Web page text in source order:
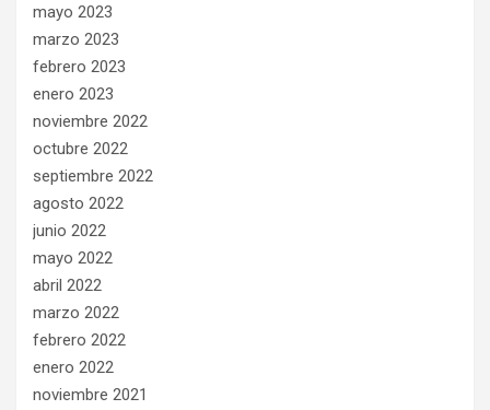
mayo 2023
marzo 2023
febrero 2023
enero 2023
noviembre 2022
octubre 2022
septiembre 2022
agosto 2022
junio 2022
mayo 2022
abril 2022
marzo 2022
febrero 2022
enero 2022
noviembre 2021